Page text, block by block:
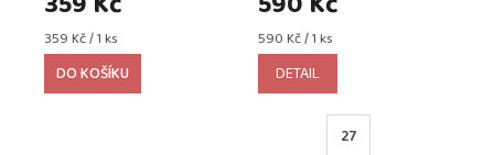
Měrná
cena:
359 Kč / 1 ks
DO KOŠÍKU
Měrná
cena:
590 Kč / 1 ks
DETAIL
27